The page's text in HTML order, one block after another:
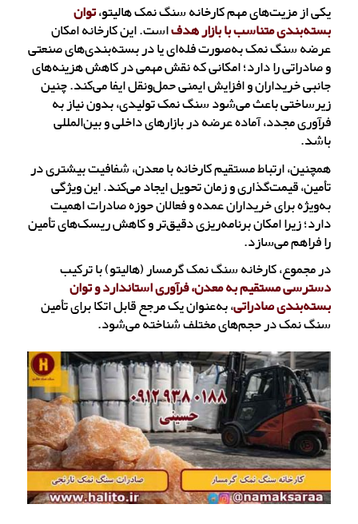
یکی از مزیت‌های مهم کارخانه سنگ نمک هالیتو،توان
بسته‌بندی متناسب با بازار هدفاست. این کارخانه امکان
عرضه سنگ نمک به‌صورت فله‌ای یا در بسته‌بندی‌های صنعتی
و صادراتی را دارد؛ امکانی که نقش مهمی در کاهش هزینه‌های
جانبی خریداران و افزایش ایمنی حمل‌ونقل ایفا می‌کند. چنین
زیرساختی باعث می‌شود سنگ نمک تولیدی، بدون نیاز به
فرآوری مجدد، آماده عرضه در بازارهای داخلی و بین‌المللی
باشد.
همچنین، ارتباط مستقیم کارخانه با معدن، شفافیت بیشتری در
تأمین، قیمت‌گذاری و زمان تحویل ایجاد می‌کند. این ویژگی
به‌ویژه برای خریداران عمده و فعالان حوزه صادرات اهمیت
دارد؛ زیرا امکان برنامه‌ریزی دقیق‌تر و کاهش ریسک‌های تأمین
را فراهم می‌سازد.
در مجموع، کارخانه سنگ نمک گرمسار (هالیتو) با ترکیب
دسترسی مستقیم به معدن، فرآوری استاندارد و توان
بسته‌بندی صادراتی، به‌عنوان یک مرجع قابل اتکا برای تأمین
سنگ نمک در حجم‌های مختلف شناخته می‌شود.